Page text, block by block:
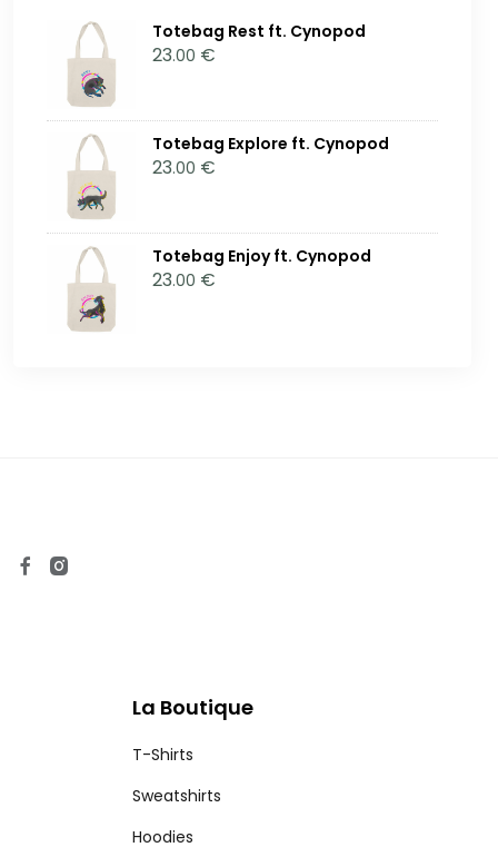
Totebag Rest ft. Cynopod
23.00 €
Totebag Explore ft. Cynopod
23.00 €
Totebag Enjoy ft. Cynopod
23.00 €
La Boutique
T-Shirts
Sweatshirts
Hoodies